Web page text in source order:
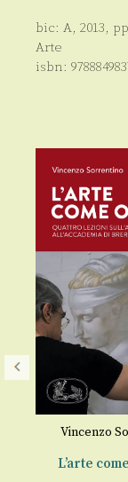
bic: A, 2013, pp
Arte
isbn:
Vincenzo
L’arte